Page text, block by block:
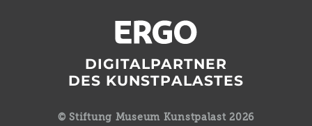
DIGITALPARTNER
DES KUNSTPALASTES
© Stiftung Museum Kunstpalast 2026